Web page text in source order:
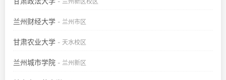
兰州财经大学 - 兰州市区
甘肃农业大学 - 天水校区
兰州城市学院 - 兰州新区